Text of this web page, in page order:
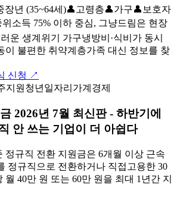
장년 (35~64세)👤 고령층👤가구👤 보호자
소득 75% 이하 중심, 그냥드림은 현장
운 생계위기 가구냉방비·식비가 동시
이 불편한 취약계층가족 대신 정보를 찾
신청 ↗
지원 청년일자리 가계경제
2026년 7월 최신판 - 하반기에
안 쓰는 기업이 더 아쉽다
정규직 전환 지원금은 6개월 이상 근속
정규직으로 전환하거나 직접고용한 30
월 40만 원 또는 60만 원을 최대 1년간 지